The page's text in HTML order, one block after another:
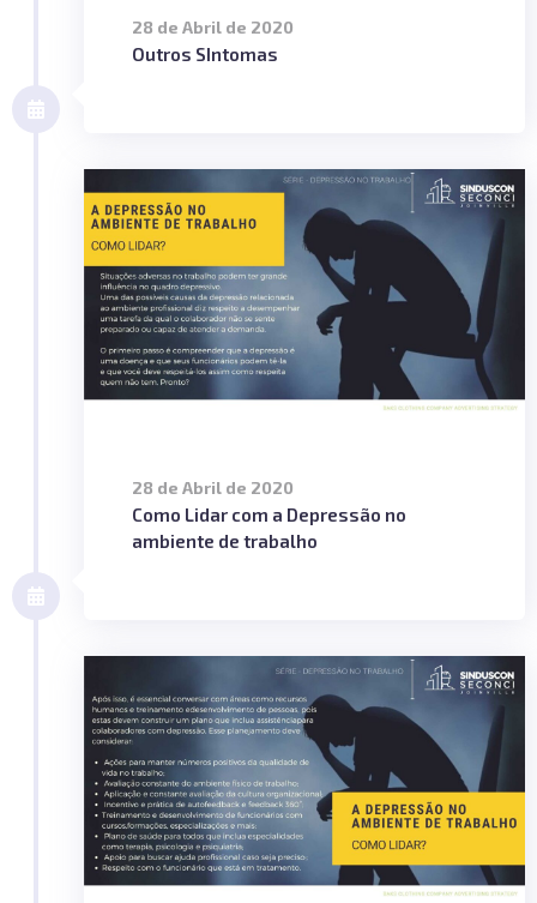
28 de Abril de 2020
Outros SIntomas
28 de Abril de 2020
Como Lidar com a Depressão no
ambiente de trabalho